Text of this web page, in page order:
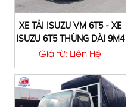
XE TẢI ISUZU VM 6T5 - XE
ISUZU 6T5 THÙNG DÀI 9M4
- XE TẢI ISUZU VM 6.5 TẤN
Giá từ: Liên Hệ